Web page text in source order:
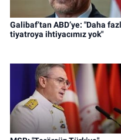
Galibaf’tan ABD’ye: "Daha
tiyatroya ihtiyacımız yok"